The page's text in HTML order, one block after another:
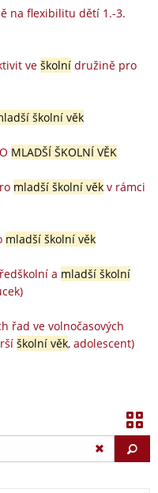
na flexibilitu dětí 1.-3.
ve školnídružině pro
školní věk
MLADŠÍ ŠKOLNÍ VĚK
mladší školní věkv rámci
mladší školní věk
a mladší školní
řad ve volnočasových
školní věk, adolescent)